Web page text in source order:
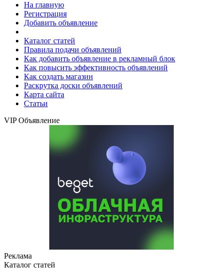
На главную
Регистрация
Добавить объявление
Каталог статей
Правила подачи объявлений
Как добавить объявление в рекламный блок
Как повысить эффективность объявлений
Как создать магазин
Раскрутка доски объявлений
Карта сайта
Статьи
VIP Объявление
Реклама
Каталог статей